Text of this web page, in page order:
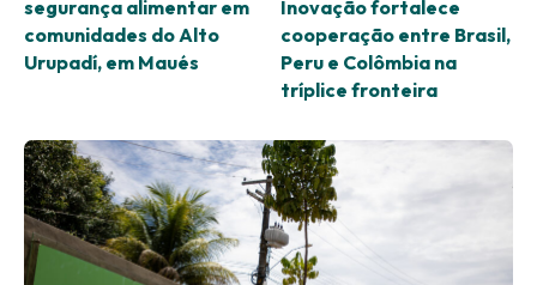
segurança alimentar em
comunidades do Alto
Urupadí, em Maués
Inovação fortalece
cooperação entre Brasil,
Peru e Colômbia na
tríplice fronteira